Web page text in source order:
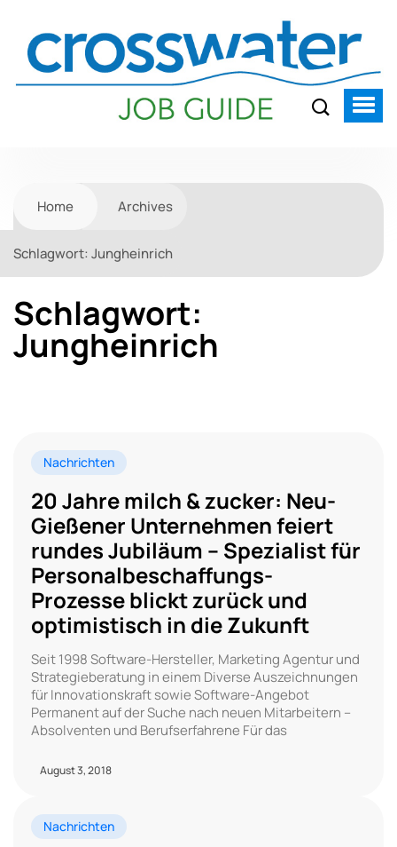
Home Archives
Schlagwort: Jungheinrich
Schlagwort:
Jungheinrich
Nachrichten
20 Jahre milch & zucker: Neu-
Gießener Unternehmen feiert
rundes Jubiläum – Spezialist für
Personalbeschaffungs-
Prozesse blickt zurück und
optimistisch in die Zukunft
Seit 1998 Software-Hersteller, Marketing Agentur und
Strategieberatung in einem Diverse Auszeichnungen
für Innovationskraft sowie Software-Angebot
Permanent auf der Suche nach neuen Mitarbeitern –
Absolventen und Berufserfahrene Für das
August 3, 2018
Nachrichten